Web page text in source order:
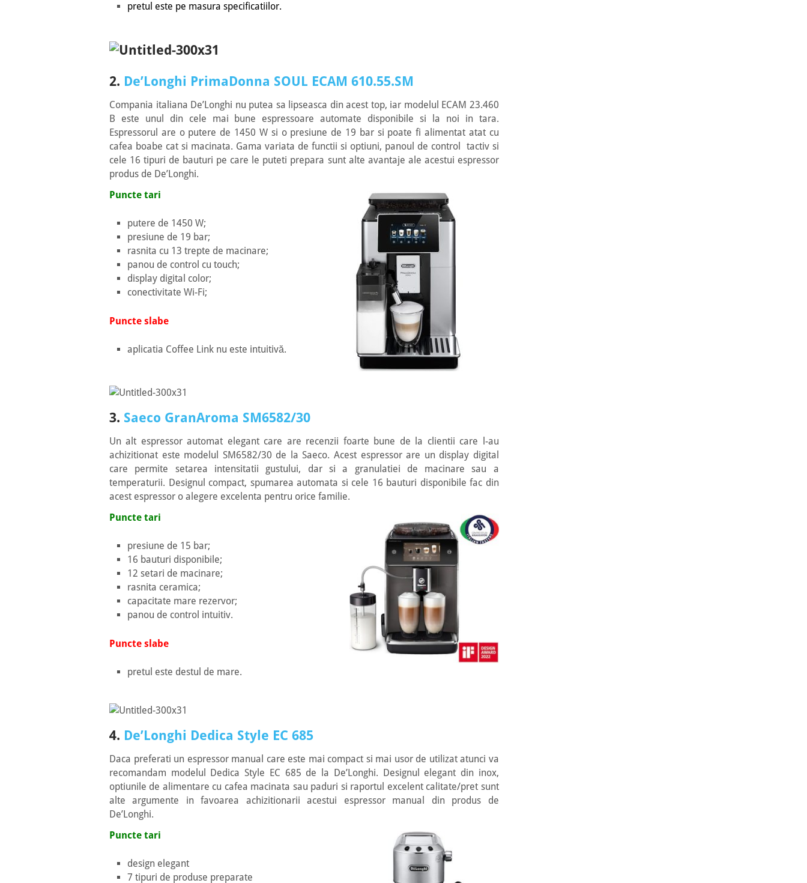
pretul este pe masura specificatiilor.
2. De’Longhi PrimaDonna SOUL ECAM 610.55.SM
Compania italiana De’Longhi nu putea sa lipseasca din acest top, iar modelul ECAM 23.460
B este unul din cele mai bune espressoare automate disponibile si la noi in tara.
Espressorul are o putere de 1450 W si o presiune de 19 bar si poate fi alimentat atat cu
cafea boabe cat si macinata. Gama variata de functii si optiuni, panoul de control tactiv si
cele 16 tipuri de bauturi pe care le puteti prepara sunt alte avantaje ale acestui espressor
produs de De’Longhi.
Puncte tari
putere de 1450 W;
presiune de 19 bar;
rasnita cu 13 trepte de macinare;
panou de control cu touch;
display digital color;
conectivitate Wi-Fi;
Puncte slabe
aplicatia Coffee Link nu este intuitivă.
3. Saeco GranAroma SM6582/30
Un alt espressor automat elegant care are recenzii foarte bune de la clientii care l-au
achizitionat este modelul SM6582/30 de la Saeco. Acest espressor are un display digital
care permite setarea intensitatii gustului, dar si a granulatiei de macinare sau a
temperaturii. Designul compact, spumarea automata si cele 16 bauturi disponibile fac din
acest espressor o alegere excelenta pentru orice familie.
Puncte tari
presiune de 15 bar;
16 bauturi disponibile;
12 setari de macinare;
rasnita ceramica;
capacitate mare rezervor;
panou de control intuitiv.
Puncte slabe
pretul este destul de mare.
4. De’Longhi Dedica Style EC 685
Daca preferati un espressor manual care este mai compact si mai usor de utilizat atunci va
recomandam modelul Dedica Style EC 685 de la De’Longhi. Designul elegant din inox,
optiunile de alimentare cu cafea macinata sau paduri si raportul excelent calitate/pret sunt
alte argumente in favoarea achizitionarii acestui espressor manual din produs de
De’Longhi.
Puncte tari
design elegant
7 tipuri de produse preparate